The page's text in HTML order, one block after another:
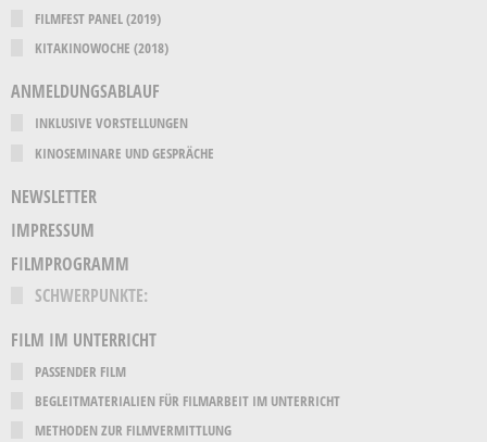
FILMFEST PANEL (2019)
KITAKINOWOCHE (2018)
ANMELDUNGSABLAUF
INKLUSIVE VORSTELLUNGEN
KINOSEMINARE UND GESPRÄCHE
NEWSLETTER
IMPRESSUM
FILMPROGRAMM
SCHWERPUNKTE:
FILM IM UNTERRICHT
PASSENDER FILM
BEGLEITMATERIALIEN FÜR FILMARBEIT IM UNTERRICHT
METHODEN ZUR FILMVERMITTLUNG